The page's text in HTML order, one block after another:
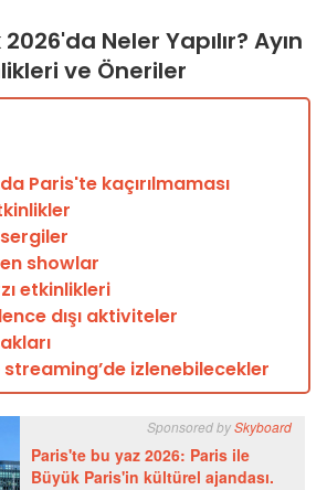
Neler Yapılır? Ayın
ve Öneriler
Paris'te kaçırılmaması
showlar
etkinlikleri
dışı aktiviteler
streaming’de izlenebilecekler